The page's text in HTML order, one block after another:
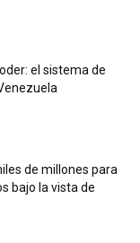
el sistema de
de millones para
bajo la vista de